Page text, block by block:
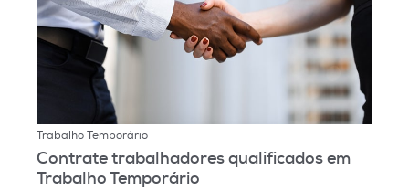
Trabalho Temporário
Contrate trabalhadores qualificados em
Trabalho Temporário